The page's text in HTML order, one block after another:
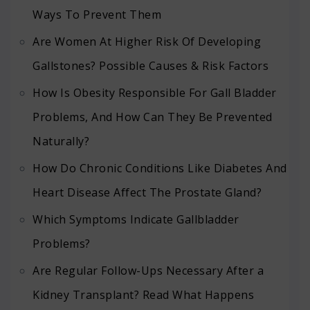
Ways To Prevent Them
Are Women At Higher Risk Of Developing
Gallstones? Possible Causes & Risk Factors
How Is Obesity Responsible For Gall Bladder
Problems, And How Can They Be Prevented
Naturally?
How Do Chronic Conditions Like Diabetes And
Heart Disease Affect The Prostate Gland?
Which Symptoms Indicate Gallbladder
Problems?
Are Regular Follow-Ups Necessary After a
Kidney Transplant? Read What Happens